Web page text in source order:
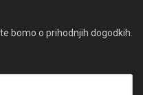
bomo o prihodnjih dogodkih.